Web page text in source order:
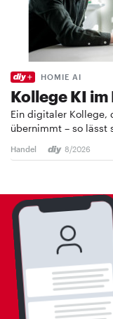
HOMIE AI
Kollege KI
Ein digitaler Kollege,
übernimmt – so lässt
Handel 8/2026